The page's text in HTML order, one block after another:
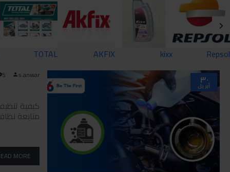
Repsol
kixx
AKFIX
TOTAL
٣٠
أبريل
s.anwar
5
كيفية
متابعة
MORE